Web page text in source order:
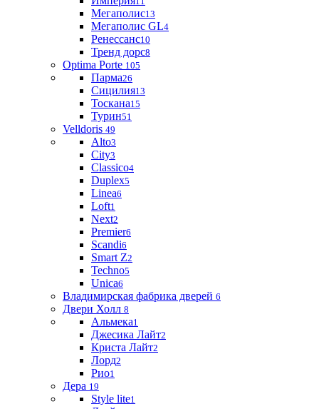
Мегаполис13
Мегаполис GL4
Ренессанс10
Тренд дорс8
Optima Porte 105
Парма26
Сицилия13
Тоскана15
Турин51
Velldoris 49
Alto3
City3
Classico4
Duplex5
Linea6
Loft1
Next2
Premier6
Scandi6
Smart Z2
Techno5
Unica6
Владимирская фабрика дверей 6
Двери Холл 8
Альмека1
Джесика Лайт2
Криста Лайт2
Лорд2
Рио1
Дера 19
Style lite1